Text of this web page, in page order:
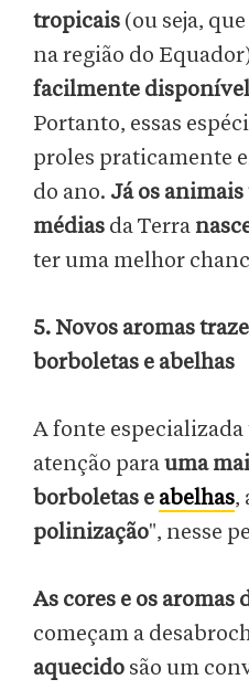
tropicais (ou seja,
na região do
facilmente
Portanto, essas
proles praticamente
do ano. Já os
médias da Terra
ter uma melhor
5. Novos aromas
borboletas e abelhas
A fonte
atenção parauma
borboletas e abelhas,
polinização", nesse
As cores e os aromas
começam a
aquecido são um